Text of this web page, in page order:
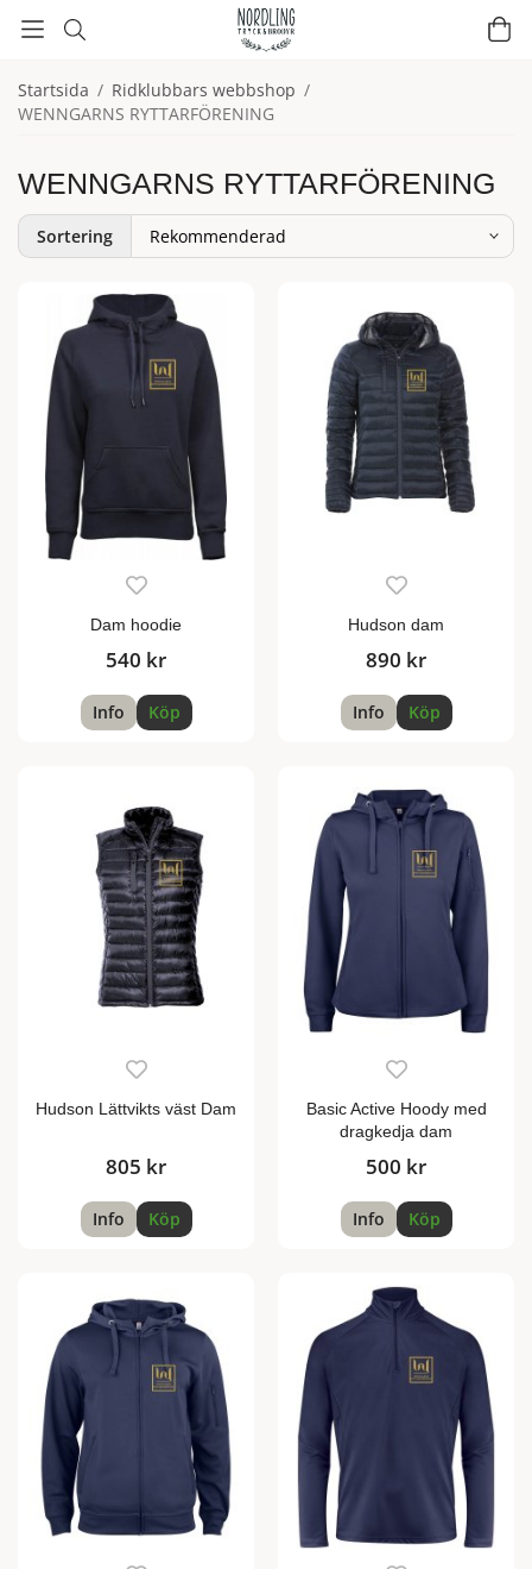
Startsida / Ridklubbars webbshop /
WENNGARNS RYTTARFÖRENING
WENNGARNS RYTTARFÖRENING
Sortering
Dam hoodie
540 kr
Info Köp
Hudson dam
890 kr
Info Köp
Hudson Lättvikts väst Dam
805 kr
Info Köp
Basic Active Hoody med
dragkedja dam
500 kr
Info Köp